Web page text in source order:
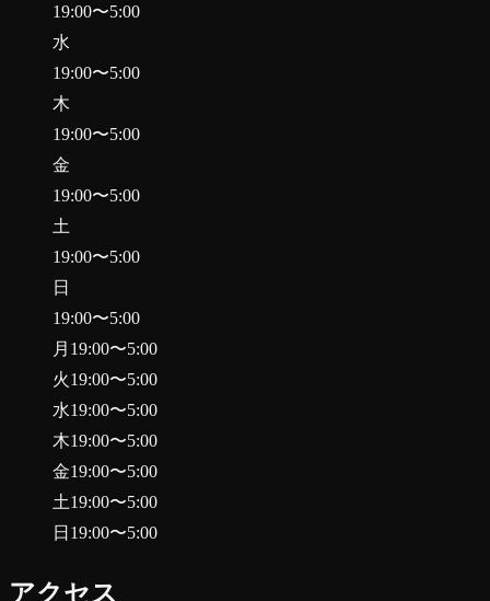
19:00〜5:00
水
19:00〜5:00
木
19:00〜5:00
金
19:00〜5:00
土
19:00〜5:00
日
19:00〜5:00
月 19:00〜5:00
火19:00〜5:00
水19:00〜5:00
木19:00〜5:00
金19:00〜5:00
土19:00〜5:00
日 19:00〜5:00
アクセス